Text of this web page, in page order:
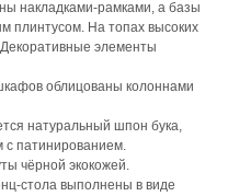
накладками-рамками, а базы
плинтусом. На топах высоких
элементы
облицованы колоннами
натуральный шпон бука,
с патинированием.
чёрной экокожей.
стола выполнены в виде